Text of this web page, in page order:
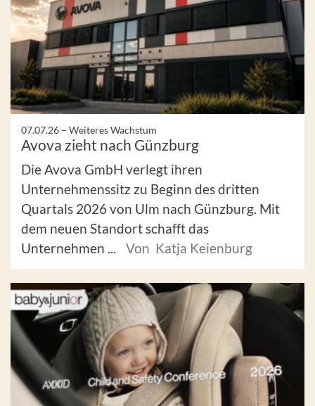
07.07.26 – Weiteres Wachstum
Avova zieht nach Günzburg
Die Avova GmbH verlegt ihren
Unternehmenssitz zu Beginn des dritten
Quartals 2026 von Ulm nach Günzburg. Mit
dem neuen Standort schafft das
Unternehmen ...
Von Katja Keienburg